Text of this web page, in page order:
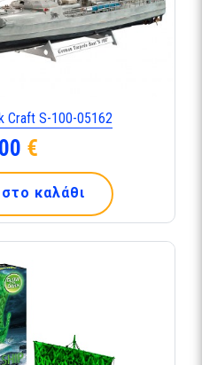
Craft S-100-05162
€
καλάθι